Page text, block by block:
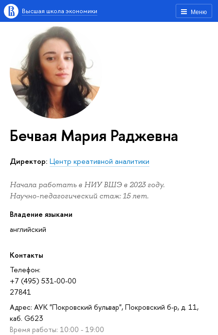
Меню
Высшая школа экономики
Бечвая Мария Раджевна
Директор: Центр креативной аналитики
Начала работать в НИУ ВШЭ в 2023 году.
Научно-педагогический стаж: 15 лет.
Владение языками
английский
Контакты
Телефон:
+7 (495) 531-00-00
27841
Адрес: АУК "Покровский бульвар", Покровский б-р, д. 11,
каб. G623
Время работы: 10:00 - 19:00